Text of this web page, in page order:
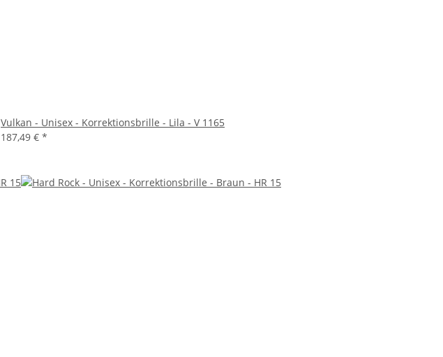
Vulkan - Unisex - Korrektionsbrille - Lila - V 1165
187,49 € *